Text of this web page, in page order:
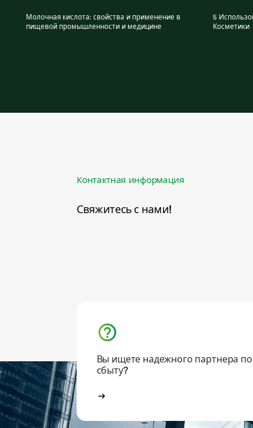
Молочная кислота: свойства и применение в
пищевой промышленности и медицине
5
Косметики
Контактная информация
Свяжитесь с нами!
Вы ищете надежного партнера по
сбыту?